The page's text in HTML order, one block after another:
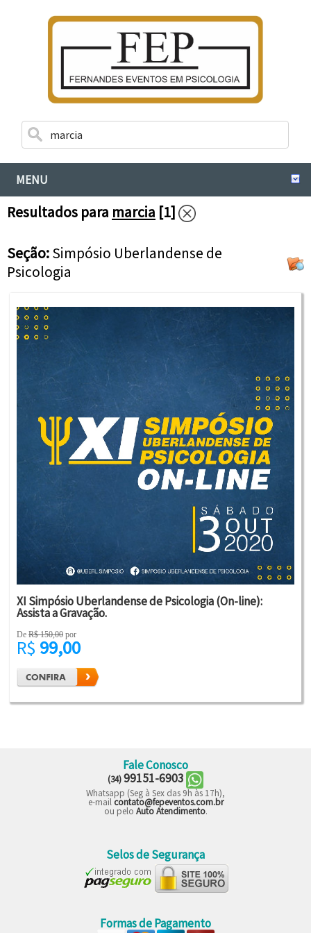
MENU
Resultados para marcia [1]
Seção:Simpósio Uberlandense de
Psicologia
XI Simpósio Uberlandense de Psicologia (On-line):
Assista a Gravação.
De R$ 150,00 por
R$ 99,00
Fale Conosco
(34)99151-6903
Whatsapp (Seg à Sex das 9h às 17h),
e-mail contato@fepeventos.com.br
ou pelo Auto Atendimento.
Selos de Segurança
Formas de Pagamento